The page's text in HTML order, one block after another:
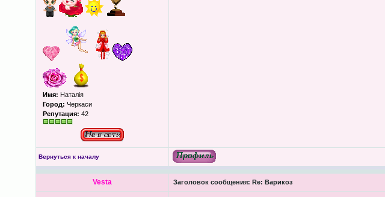
Имя: Наталія
Город: Черкаси
Репутация: 42
Вернуться к началу
Vesta Заголовок сообщения: Re: Варикоз